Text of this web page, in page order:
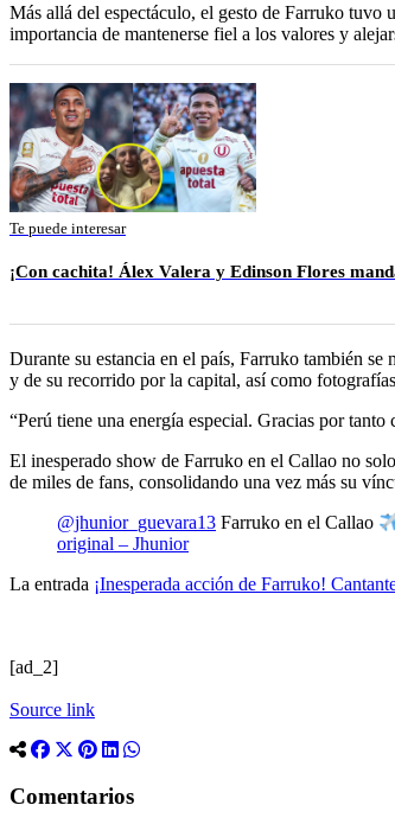
Más allá del espectáculo, el gesto de Farruko tuvo
importancia de mantenerse fiel a los valores y
Te puede interesar
¡Con cachita! Álex Valera y Edinson Flores
Durante su estancia en el país, Farruko también
y de su recorrido por la capital, así como
“Perú tiene una energía especial. Gracias por
El inesperado show de Farruko en el Callao no
de miles de fans, consolidando una vez más su
@jhunior_guevara13 Farruko en el Callao
original – Jhunior
La entrada ¡Inesperada acción de Farruko!
[ad_2]
Source link
Comentarios